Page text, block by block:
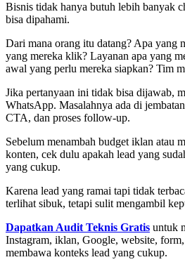
Bisnis tidak hanya butuh lebih banyak
bisa dipahami.
Dari mana orang itu datang? Apa yang
yang mereka klik? Layanan apa yang
awal yang perlu mereka siapkan? Tim
Jika pertanyaan ini tidak bisa dijawab,
WhatsApp. Masalahnya ada di
CTA, dan proses follow-up.
Sebelum menambah budget iklan atau
konten, cek dulu apakah lead yang
yang cukup.
Karena lead yang ramai tapi tidak
terlihat sibuk, tetapi sulit mengambil
Dapatkan Audit Teknis Gratis untuk
Instagram, iklan, Google, website,
membawa konteks lead yang cukup.